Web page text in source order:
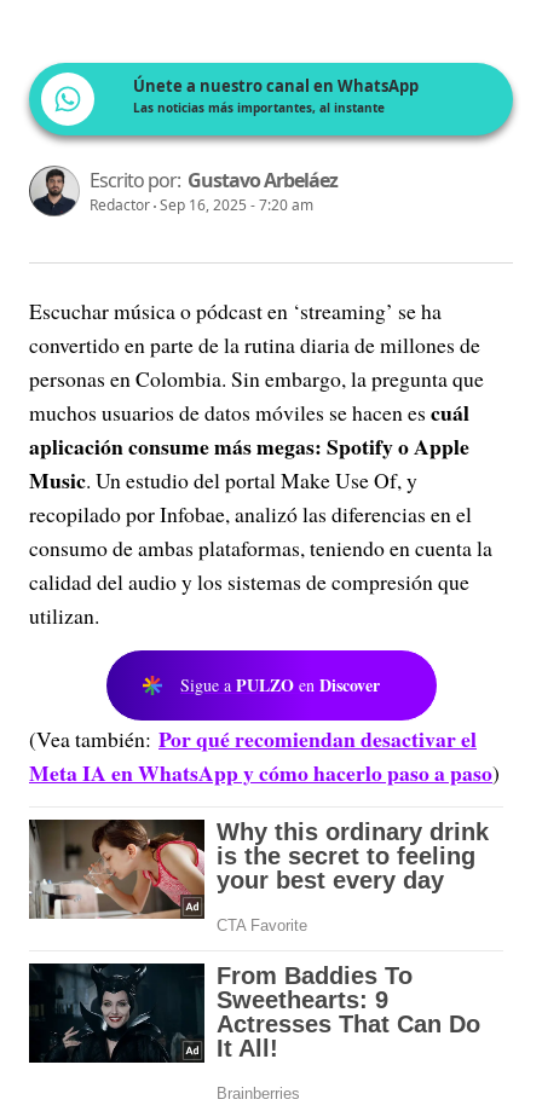
Únete a nuestro canal en WhatsApp
Las noticias más importantes, al instante
Escrito por: Gustavo Arbeláez
Redactor Sep 16, 2025 - 7:20 am
Escuchar música o pódcast en ‘streaming’ se ha
convertido en parte de la rutina diaria de millones de
personas en Colombia. Sin embargo, la pregunta que
muchos usuarios de datos móviles se hacen es cuál
aplicación consume más megas: Spotify o Apple
Music. Un estudio del portal Make Use Of, y
recopilado por Infobae, analizó las diferencias en el
consumo de ambas plataformas, teniendo en cuenta la
calidad del audio y los sistemas de compresión que
utilizan.
Sigue a PULZO en Discover
(Vea también: Por qué recomiendan desactivar el
Meta IA en WhatsApp y cómo hacerlo paso a paso)